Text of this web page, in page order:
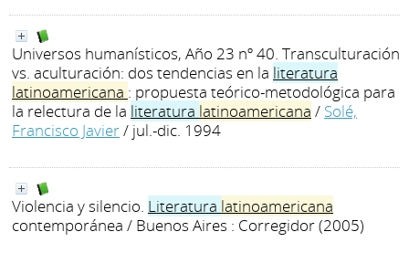
Universos humanísticos, Año 23 nº 40. Transculturación
vs. aculturación: dos tendencias en la literatura
latinoamericana : propuesta teórico-metodológica para
la relectura de la literatura latinoamericana / Solé,
Francisco Javier/ jul.-dic. 1994
Violencia y silencio. Literatura latinoamericana
contemporánea / Buenos Aires : Corregidor (2005)